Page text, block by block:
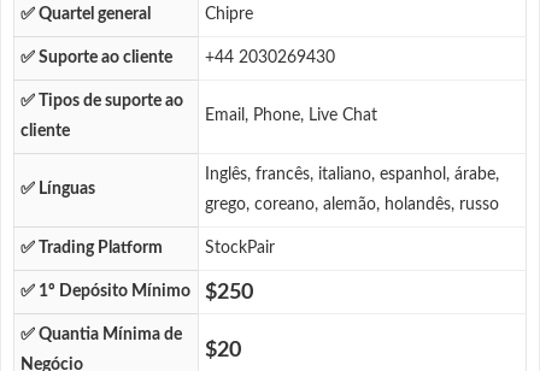
✅ Quartel general Chipre
✅ Suporte ao cliente +44 2030269430
✅ Tipos de suporte ao
cliente
Email, Phone, Live Chat
✅ Línguas
Inglês, francês, italiano, espanhol, árabe,
grego, coreano, alemão, holandês, russo
✅ Trading Platform StockPair
✅ 1º Depósito Mínimo $250
✅ Quantia Mínima de
Negócio
$20